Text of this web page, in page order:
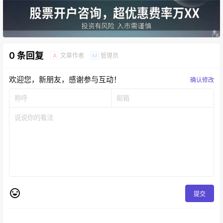
0 条回复 A 文章作者 M 管理员
欢迎您，新朋友，感谢参与互动！ 确认修改
提交